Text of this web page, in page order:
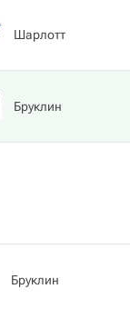
Шарлотт
Бруклин
Бруклин